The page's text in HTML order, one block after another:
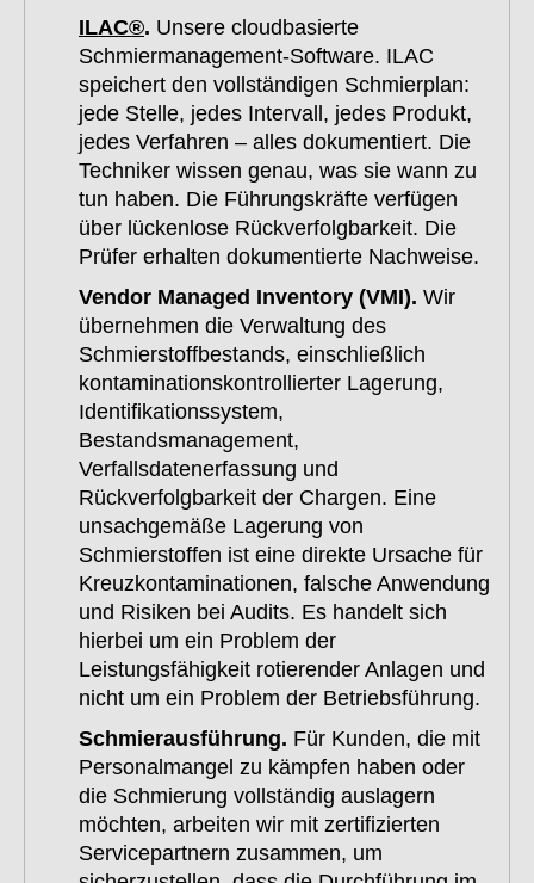
ILAC®. Unsere cloudbasierte
Schmiermanagement-Software. ILAC
speichert den vollständigen Schmierplan:
jede Stelle, jedes Intervall, jedes Produkt,
jedes Verfahren – alles dokumentiert. Die
Techniker wissen genau, was sie wann zu
tun haben. Die Führungskräfte verfügen
über lückenlose Rückverfolgbarkeit. Die
Prüfer erhalten dokumentierte Nachweise.
Vendor Managed Inventory (VMI). Wir
übernehmen die Verwaltung des
Schmierstoffbestands, einschließlich
kontaminationskontrollierter Lagerung,
Identifikationssystem,
Bestandsmanagement,
Verfallsdatenerfassung und
Rückverfolgbarkeit der Chargen. Eine
unsachgemäße Lagerung von
Schmierstoffen ist eine direkte Ursache für
Kreuzkontaminationen, falsche Anwendung
und Risiken bei Audits. Es handelt sich
hierbei um ein Problem der
Leistungsfähigkeit rotierender Anlagen und
nicht um ein Problem der Betriebsführung.
Schmierausführung. Für Kunden, die mit
Personalmangel zu kämpfen haben oder
die Schmierung vollständig auslagern
möchten, arbeiten wir mit zertifizierten
Servicepartnern zusammen, um